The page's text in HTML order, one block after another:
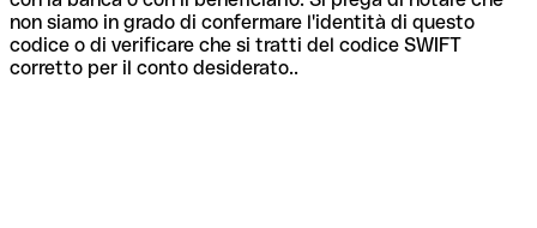
non siamo in grado di confermare l'identità di questo
codice o di verificare che si tratti del codice SWIFT
corretto per il conto desiderato..